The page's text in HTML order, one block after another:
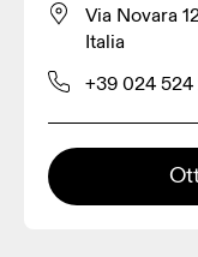
Via Novara
Italia
+39 024 524